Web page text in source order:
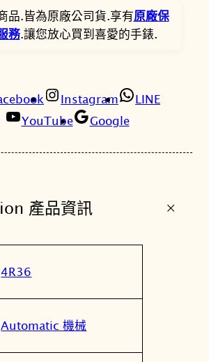
品.皆為原廠公司貨.享有原廠保
務.讓您放心買到喜愛的手錶.
Instagram
LINE
YouTube
Google
產品資訊 +
值
4R36
Automatic 機械